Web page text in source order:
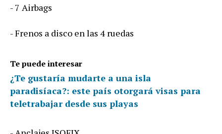
- 7 Airbags
- Frenos a disco en las 4 ruedas
Te puede interesar
¿Te gustaría mudarte a una isla
paradisíaca?: este país otorgará visas para
teletrabajar desde sus playas